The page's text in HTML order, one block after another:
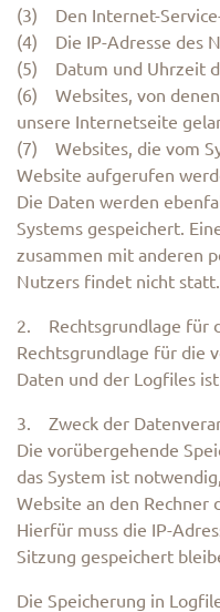
(3) Den Internet-
(4) Die IP-Adresse des
(5) Datum und Uhrzeit
(6) Websites, von
unsere Internetseite
(7) Websites, die vom
Website aufgerufen
Die Daten werden
Systems gespeichert.
zusammen mit anderen
Nutzers findet nicht statt.
2. Rechtsgrundlage für
Rechtsgrundlage für die
Daten und der Logfiles
3. Zweck der
Die vorübergehende
das System ist
Website an den Rechner
Hierfür muss die IP-
Sitzung gespeichert
Die Speicherung in